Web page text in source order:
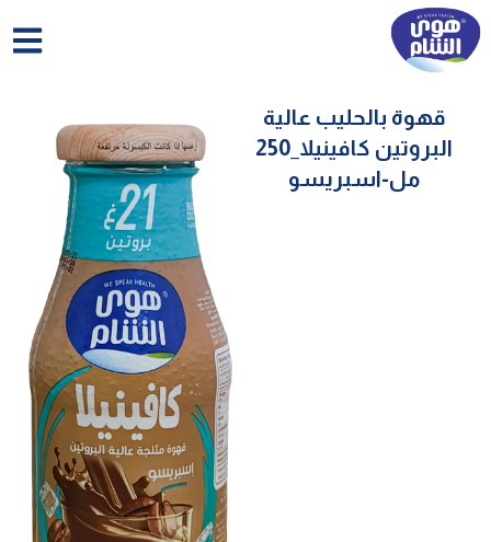
تخطي
إلى
المحتوى
قهوة بالحليب عالية
البروتين كافينيلا_250
مل-اسبريسو